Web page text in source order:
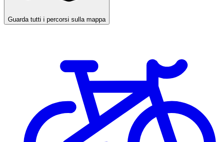
Guarda tutti i percorsi sulla mappa